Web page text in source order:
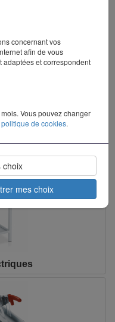
concernant vos
afin de vous
adaptées et correspondent
Vous pouvez changer
de cookies.
choix
mes choix